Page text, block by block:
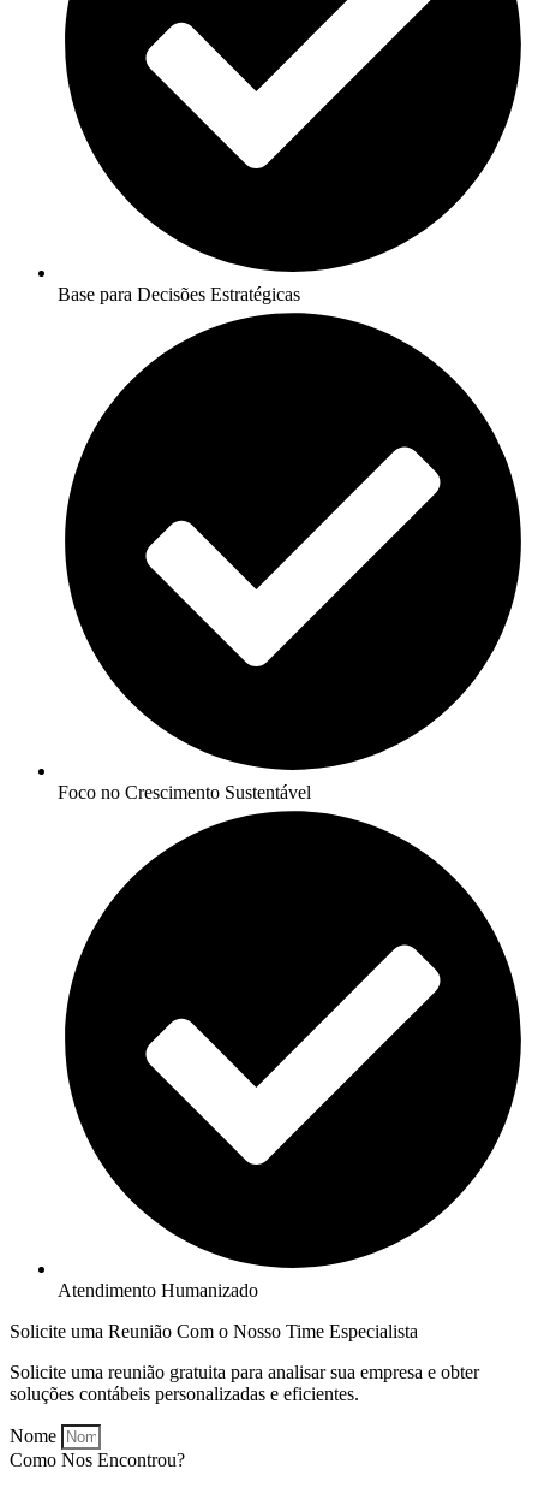
Base para Decisões Estratégicas
Foco no Crescimento Sustentável
Atendimento Humanizado
Solicite uma Reunião Com o Nosso Time Especialista
Solicite uma reunião gratuita para analisar sua empresa e obter
soluções contábeis personalizadas e eficientes.
Nome
Como Nos Encontrou?